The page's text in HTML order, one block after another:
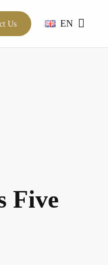
Us EN
Five